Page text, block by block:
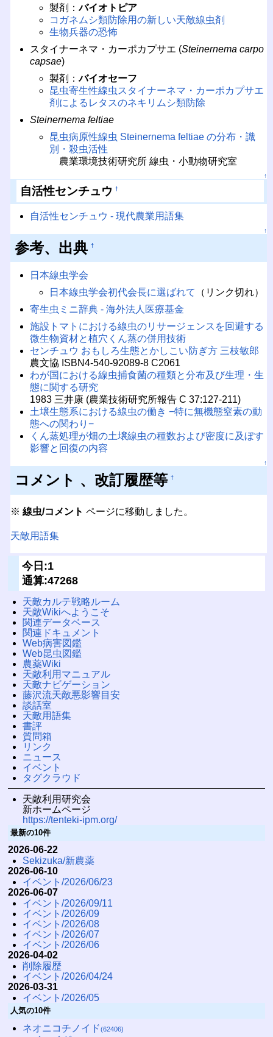
製剤：バイオトピア
コガネムシ類防除用の新しい天敵線虫剤
生物兵器の恐怖
スタイナーネマ・カーポカプサエ (Steinernema carpo
capsae)
製剤：バイオセーフ
昆虫寄生性線虫スタイナーネマ・カーポカプサエ
剤によるレタスのネキリムシ類防除
Steinernema feltiae
昆虫病原性線虫 Steinernema feltiae の分布・識
別・殺虫活性
農業環境技術研究所 線虫・小動物研究室
↑
自活性センチュウ †
自活性センチュウ - 現代農業用語集
↑
参考、出典 †
日本線虫学会
日本線虫学会初代会長に選ばれて
（リンク切れ）
寄生虫ミニ辞典 - 海外法人医療基金
施設トマトにおける線虫のリサージェンスを回避する
微生物資材と植穴くん蒸の併用技術
センチュウ おもしろ生態とかしこい防ぎ方 三枝敏郎
農文協 ISBN4-540-92089-8 C2061
わが国における線虫捕食菌の種類と分布及び生理・生
態に関する研究
1983 三井康 (農業技術研究所報告 C 37:127-211)
土壌生態系における線虫の働き −特に無機態窒素の動
態への関わり−
くん蒸処理が畑の土壌線虫の種数および密度に及ぼす
影響と回復の内容
↑
コメント 、改訂履歴等 †
※ 線虫/コメント ページに移動しました。
天敵用語集
今日:1
通算:47268
天敵カルテ戦略ルーム
天敵Wikiへようこそ
関連データベース
関連ドキュメント
Web病害図鑑
Web昆虫図鑑
農薬Wiki
天敵利用マニュアル
天敵ナビゲーション
藤沢流天敵悪影響目安
談話室
天敵用語集
書評
質問箱
リンク
ニュース
イベント
タグクラウド
天敵利用研究会
新ホームページ
https://tenteki-ipm.org/
最新の10件
2026-06-22
Sekizuka/新農薬
2026-06-10
イベント/2026/06/23
2026-06-07
イベント/2026/09/11
イベント/2026/09
イベント/2026/08
イベント/2026/07
イベント/2026/06
2026-04-02
削除履歴
イベント/2026/04/24
2026-03-31
イベント/2026/05
人気の10件
ネオニコチノイド(62406)